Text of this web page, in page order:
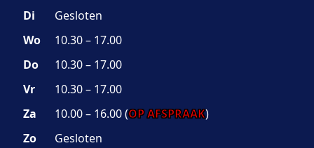
Di
Gesloten
Wo
10.30 – 17.00
Do
10.30 – 17.00
Vr
10.30 – 17.00
Za
10.00 – 16.00 (OP AFSPRAAK)
Zo
Gesloten